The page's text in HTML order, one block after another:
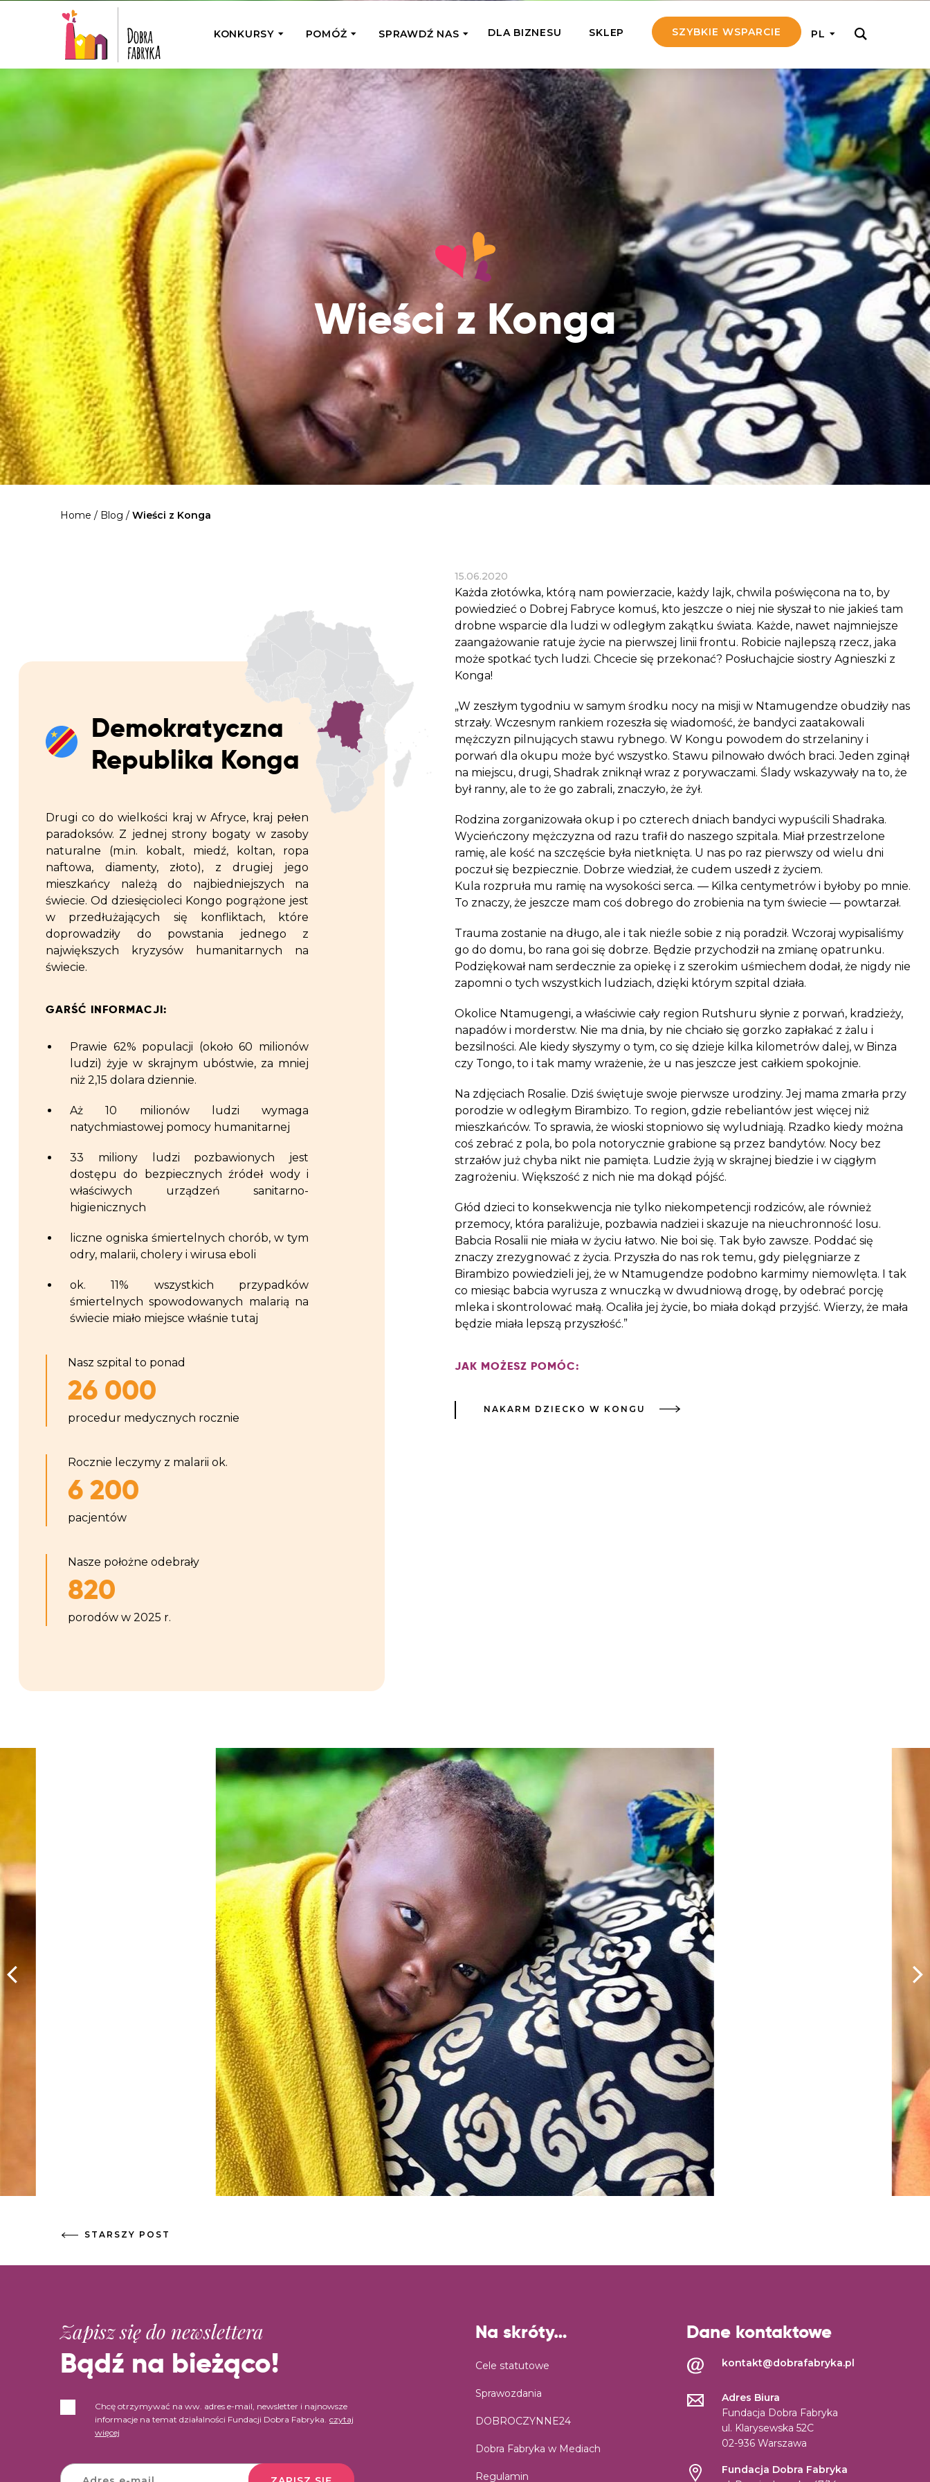
KONKURSY
Wyjedź z Nami
Odwiedź jedno z miejsc, w których
działamy
Przybij 5 w 7 Ogrodach
Wyjedź do Grecji z Michałem
Żakowskim z Radia 357
POMÓŻ
POMAGAM JEDNORAZOWO
Podaruj dziecku posiłek z okazji Dnia
Przekaż niewielką część swojego
podatku naszym podopiecznym
Pilna Pomoc
Przekaż pomoc tam, gdzie jest teraz
najbardziej potrzebna
Dobroczynne24
Zrób zakupy dla potrzebujących w
markecie z dobrymi uczynkami
Warzywniak Charbela
Zrób zakupy u niewidomego Charbela i
wspieraj Głodnych
WSPIERAM REGULARNIE
Przybij nam 5!
Pomagaj efektywnie, przekazując na
pomoc 5 zł tygodniowo
Adoptuj Seniora
Dołącz do rodziny Seniora, wspierając
go finansowo i emocjonalnie
Drużyny Aniołów
Wspieraj pracę konkretnego misjonarza
i pozostań z nim kontakcie
Wiatraczek dla Życia
Uratuj dziecko cierpiące z powodu
głodu i wspieraj edukację rodziców
SPRAWDŹ NAS
Zespół Fundacji
Poznaj listonoszy przekazanego przez
Ciebie wsparcia
Jak pomagamy
Karmimy, Leczymy, Uczymy, Dajemy
Pracę – sprawdź co to oznacza w
Co już zrobiliśmy
Przeczytaj historie ludzi, którym już
pomogliśmy
Gdzie działamy
Sprawdź listę miejsc, do których dociera
Twoja pomoc
Sprawozdania
Zweryfikuj, w jaki sposób wydajemy
przekazane Darowizny
Cele statutowe
Sprawdź cele naszej organizacji
Kontakt
DLA BIZNESU SKLEP SZYBKIE WSPARCIE PL
Wieści z Konga
Home / Blog / Wieści z Konga
Demokratyczna
Republika Konga
Drugi co do wielkości kraj w Afryce, kraj pełen
paradoksów. Z jednej strony bogaty w zasoby
naturalne (m.in. kobalt, miedź, koltan, ropa
naftowa, diamenty, złoto), z drugiej jego
mieszkańcy należą do najbiedniejszych na
świecie. Od dziesięcioleci Kongo pogrążone jest
w przedłużających się konfliktach, które
doprowadziły do powstania jednego z
największych kryzysów humanitarnych na
świecie.
GARŚĆ INFORMACJI:
Prawie 62% populacji (około 60 milionów
ludzi) żyje w skrajnym ubóstwie, za mniej
niż 2,15 dolara dziennie.
Aż 10 milionów ludzi wymaga
natychmiastowej pomocy humanitarnej
33 miliony ludzi pozbawionych jest
dostępu do bezpiecznych źródeł wody i
właściwych urządzeń sanitarno-
higienicznych
liczne ogniska śmiertelnych chorób, w tym
odry, malarii, cholery i wirusa eboli
ok. 11% wszystkich przypadków
śmiertelnych spowodowanych malarią na
świecie miało miejsce właśnie tutaj
Nasz szpital to ponad
26 000
procedur medycznych rocznie
Rocznie leczymy z malarii ok.
6 200
pacjentów
Nasze położne odebrały
820
porodów w 2025 r.
15.06.2020
Każda złotówka, którą nam powierzacie, każdy lajk, chwila poświęcona na to, by
powiedzieć o Dobrej Fabryce komuś, kto jeszcze o niej nie słyszał to nie jakieś tam
drobne wsparcie dla ludzi w odległym zakątku świata. Każde, nawet najmniejsze
zaangażowanie ratuje życie na pierwszej linii frontu. Robicie najlepszą rzecz, jaka
może spotkać tych ludzi. Chcecie się przekonać? Posłuchajcie siostry Agnieszki z
Konga!
„W zeszłym tygodniu w samym środku nocy na misji w Ntamugendze obud ziły nas
strzały. Wczesnym rankiem rozeszła się wiadomość, że bandyci zaatakowali
mężczyzn pilnujących stawu rybnego. W Kongu powodem do strzelaniny i
porwań dla okupu może być wszystko. Stawu pilnowało dwóch braci. Jeden zginął
na miejscu, drugi, Shadrak zniknął wraz z porywaczami. Ślady wskazywały na to, że
był ranny, ale to że go zabrali, znaczyło, że żył.
Rodzina zorganizowała okup i po czterech dniach bandyci wypuścili Shadraka.
Wycieńczony mężczyzna od razu trafił do naszego szpitala. Miał przestrzelone
ramię, ale kość na szczęście była nietknięta. U nas po raz pierwszy od wielu dni
poczuł się bezpiecznie. Dobrze wiedział, że cudem uszedł z życiem.
Kula rozpruła mu ramię na wysokości serca. — Kilka centymetrów i byłoby po mnie.
To znaczy, że jeszcze mam coś dobrego do zrobienia na tym świecie — powtarzał.
Trauma zostanie na długo, ale i tak nieźle sobie z nią poradził. Wczoraj wypisaliśmy
go do domu, bo rana goi się dobrze. Będzie przychodził na zmianę opatrunku.
Podziękował nam serdecznie za opiekę i z szerokim uśmiechem dodał, że nigdy nie
zapomni o tych wszystkich ludziach, dzięki którym szpital działa.
Okolice Ntamugengi, a właściwie cały region Rutshuru słynie z porwań, kradzieży,
napadów i morderstw. Nie ma dnia, by nie chciało się gorzko zapłakać z żalu i
bezsilności. Ale kiedy słyszymy o tym, co się dzieje kilka kilometrów dalej, w Binza
czy Tongo, to i tak mamy wrażenie, że u nas jeszcze jest całkiem spokojnie.
Na zdjęciach Rosalie. Dziś świętuje swoje pierwsze urodziny. Jej mama zmarła przy
porodzie w odległym Birambizo. To region, gdzie rebeliantów jest więcej niż
mieszkańców. To sprawia, że wioski stopniowo się wyludniają. Rzadko kiedy można
coś zebrać z pola, bo pola notorycznie grabione są przez bandytów. Nocy bez
strzałów już chyba nikt nie pamięta. Ludzie żyją w skrajnej biedzie i w ciągłym
zagrożeniu. Większość z nich nie ma dokąd pójść.
Głód dzieci to konsekwencja nie tylko niekompetencji rodziców, ale również
przemocy, która paraliżuje, pozbawia nadziei i skazuje na nieuchronność losu.
Babcia Rosalii nie miała w życiu łatwo. Nie boi się. Tak było zawsze. Poddać się
znaczy zrezygnować z życia. Przyszła do nas rok temu, gdy pielęgniarze z
Birambizo powiedzieli jej, że w Ntamugendze podobno karmimy niemowlęta. I tak
co miesiąc babcia wyrusza z wnuczką w dwudniową drogę, by odebrać porcję
mleka i skontrolować małą. Ocaliła jej życie, bo miała dokąd przyjść. Wierzy, że mała
będzie miała lepszą przyszłość.”
JAK MOŻESZ POMÓC:
NAKARM DZIECKO W KONGU
STARSZY POST
Zapisz się do newslettera
Bądź na bieżąco!
Chcę otrzymywać na ww. adres e-mail, newsletter i najnowsze
informacje na temat działalności Fundacji Dobra Fabryka. czytaj
więcej
Na skróty…
Cele statutowe
Sprawozdania
DOBROCZYNNE24
Dobra Fabryka w Mediach
Regulamin
Dane kontaktowe
kontakt@dobrafabryka.pl
Adres Biura
Fundacja Dobra Fabryka
ul. Klarysewska 52C
02-936 Warszawa
Fundacja Dobra Fabryka